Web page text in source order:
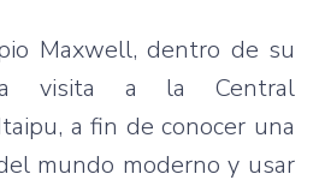
Maxwell, dentro de su
visita a la Central
a fin de conocer una
mundo moderno y usar